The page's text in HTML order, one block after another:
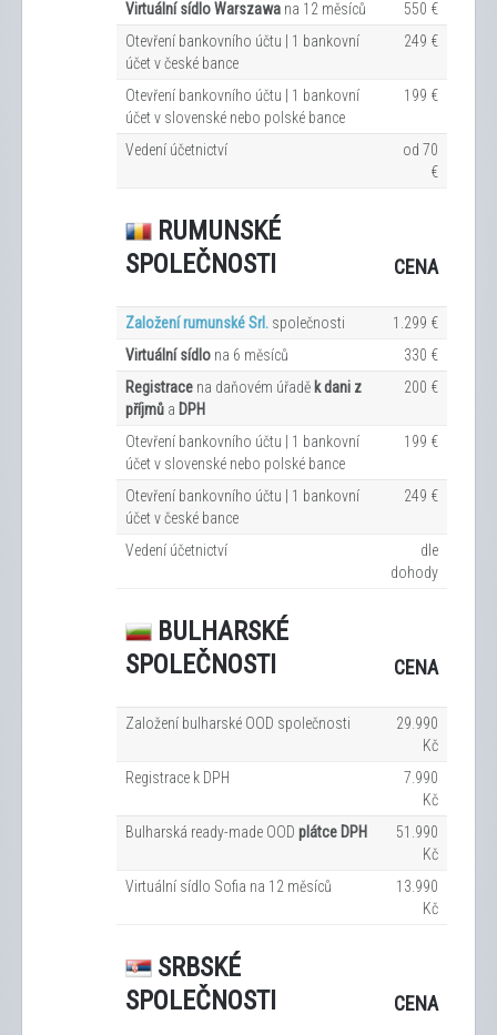
Virtuální sídlo Warszawa na 12 měsíců
550 €
Otevření bankovního účtu | 1 bankovní
účet v české bance
249 €
Otevření bankovního účtu | 1 bankovní
účet v slovenské nebo polské bance
199 €
Vedení účetnictví
od 70
€
RUMUNSKÉ
SPOLEČNOSTI
CENA
Založení rumunské Srl. společnosti
1.299 €
Virtuální sídlo na 6 měsíců
330 €
Registrace na daňovém úřadě k dani z
příjmů a DPH
200 €
Otevření bankovního účtu | 1 bankovní
účet v slovenské nebo polské bance
199 €
Otevření bankovního účtu | 1 bankovní
účet v české bance
249 €
Vedení účetnictví
dle
dohody
BULHARSKÉ
SPOLEČNOSTI
CENA
Založení bulharské OOD společnosti
29.990
Kč
Registrace k DPH
7.990
Kč
Bulharská ready-made OOD plátce DPH
51.990
Kč
Virtuální sídlo Sofia na 12 měsíců
13.990
Kč
SRBSKÉ
SPOLEČNOSTI
CENA